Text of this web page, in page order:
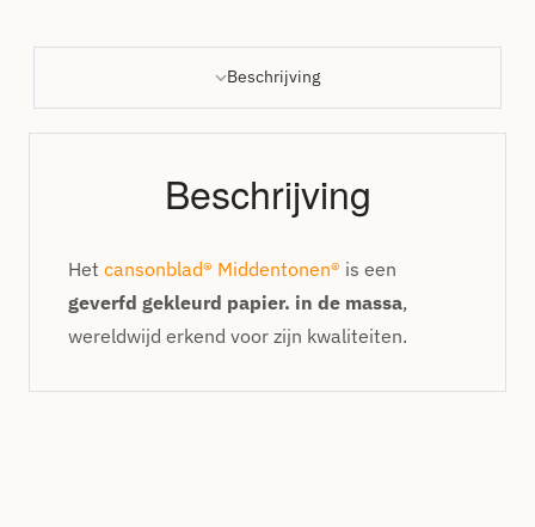
Beschrijving
Beschrijving
Het cansonblad® Middentonen® is een
geverfd gekleurd papier. in de massa,
wereldwijd erkend voor zijn kwaliteiten.